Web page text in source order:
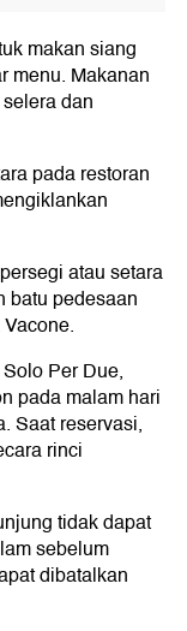
makan siang
menu. Makanan
dan
pada restoran
atau setara
batu pedesaan
Per Due,
pada malam hari
Saat reservasi,
rinci
tidak dapat
sebelum
dibatalkan